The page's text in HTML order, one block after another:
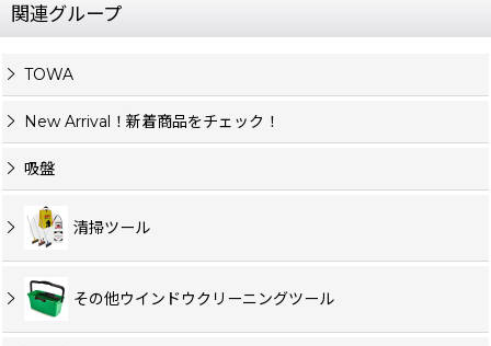
関連グループ
TOWA
New Arrival！新着商品をチェック！
吸盤
清掃ツール
その他ウインドウクリーニングツール